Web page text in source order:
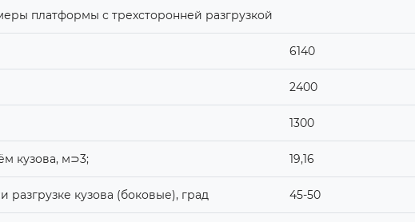
платформы с трехсторонней разгрузкой
6140
2400
1300
кузова, м⊃3; 19,16
разгрузке кузова (боковые), град 45-50